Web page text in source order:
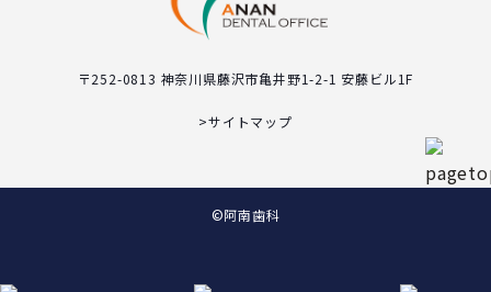
〒252-0813 神奈川県藤沢市亀井野1-2-1 安藤ビル1F
>サイトマップ
©︎阿南歯科